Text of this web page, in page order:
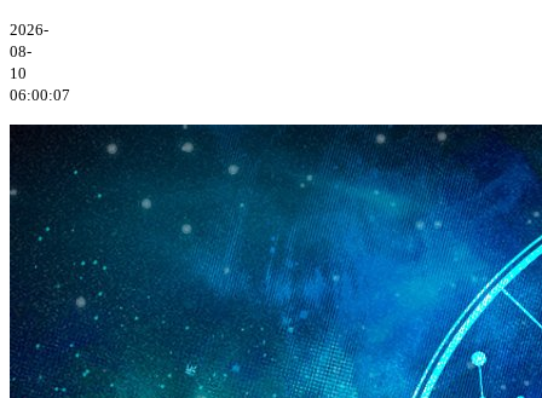
2026-
08-
10
06:00:07